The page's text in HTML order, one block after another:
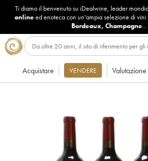
Ti diamo il benvenuto su iDealwine, leader
onlineed enoteca con un'ampia selezione di vini
Bordeaux, Champagne...
Acquistare VENDERE Valutazione